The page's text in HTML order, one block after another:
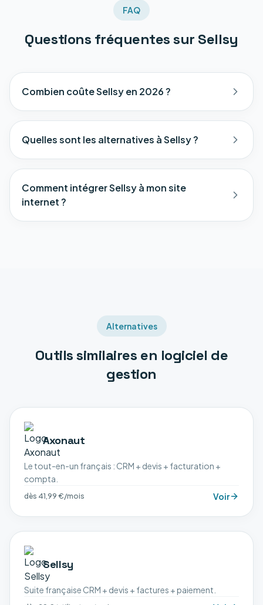
FAQ
Questions fréquentes sur Sellsy
Combien coûte Sellsy en 2026 ?
Quelles sont les alternatives à Sellsy ?
Comment intégrer Sellsy à mon site
internet ?
Alternatives
Outils similaires en logiciel de
gestion
Axonaut
Le tout-en-un français : CRM + devis + facturation +
compta.
dès 41,99 €/mois Voir
Sellsy
Suite française CRM + devis + factures + paiement.